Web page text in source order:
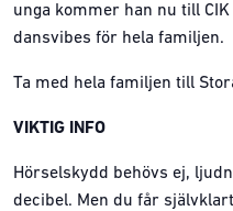
unga kommer han nu till
dansvibes för hela familjen.
Ta med hela familjen till
VIKTIG INFO
Hörselskydd behövs ej,
decibel. Men du får